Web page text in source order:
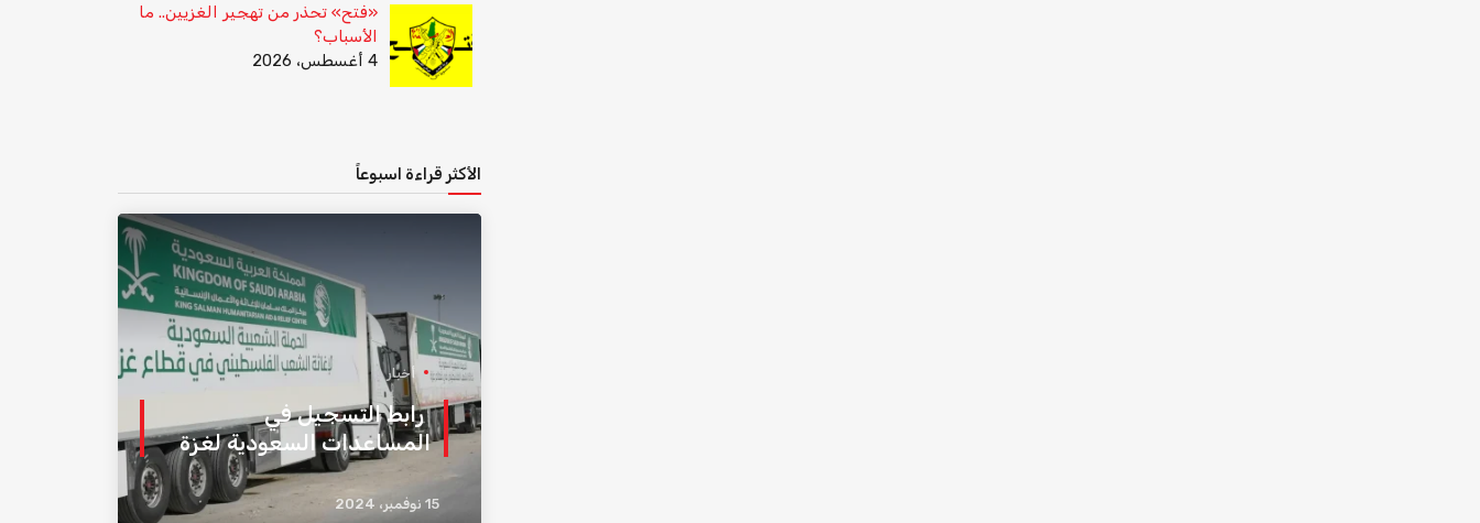
«فتح» تحذر من تهجير الغزيين.. ما
الأسباب؟
4 أغسطس، 2026
الأكثر قراءة اسبوعاً
أخبار
رابط التسجيل في
المساعدات السعودية لغزة
15 نوفمبر، 2024